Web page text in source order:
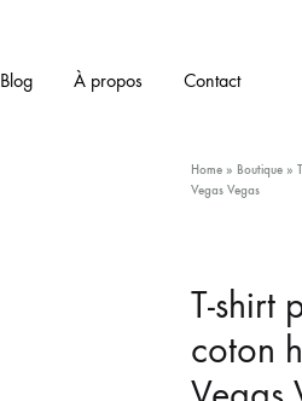
Blog À propos Contact
Home» Boutique»
Vegas Vegas
T-shirt
coton